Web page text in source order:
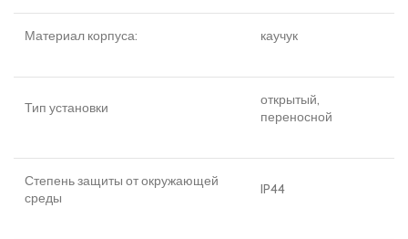
Материал корпуса: каучук
Тип установки
открытый,
переносной
Степень защиты от окружающей
среды
IP44